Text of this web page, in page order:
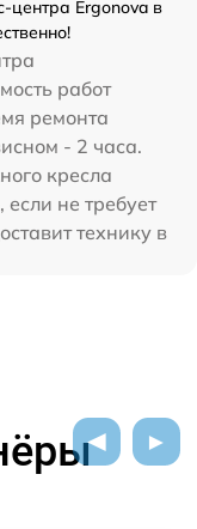
центра Ergonova в
работ
ремонта
- 2 часа.
кресла
не требует
технику в